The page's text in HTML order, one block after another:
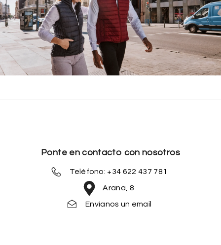
Ponte en contacto con nosotros
Teléfono: +34 622 437 781
Arana, 8
Envíanos un email